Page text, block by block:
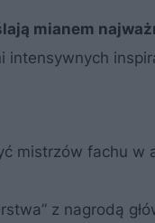
mianem
intensywnych
mistrzów fachu w
z nagrodą